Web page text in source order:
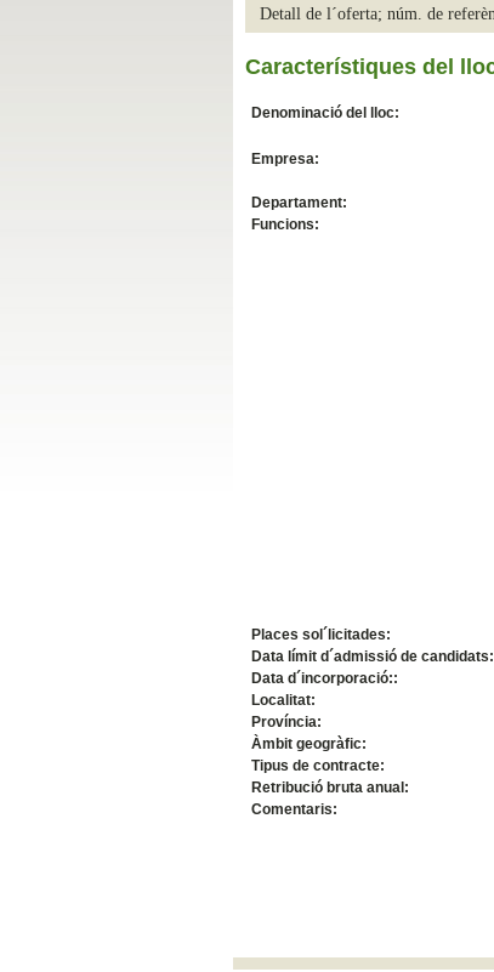
Slide32
Detall de l´oferta; núm. de
Característiques del
Denominació del lloc:
Empresa:
Departament:
Funcions:
Places sol´licitades:
Data límit d´admissió de candidats:
Data d´incorporació::
Localitat:
Província:
Àmbit geogràfic:
Tipus de contracte:
Retribució bruta anual:
Comentaris: